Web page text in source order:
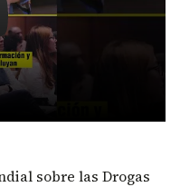
Regulación del mercado de
sobre las Drogas